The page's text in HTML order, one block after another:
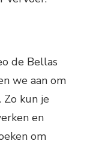
de Bellas
we aan om
Zo kun je
en
om